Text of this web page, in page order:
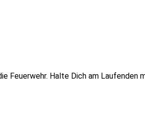
Feuerwehr. Halte Dich am Laufenden